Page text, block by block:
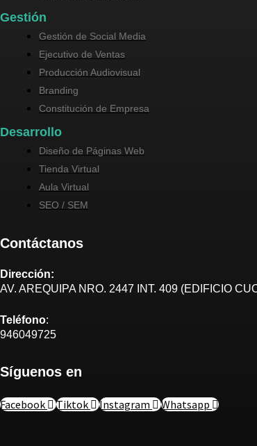
Gestión
Gestión de Social Media
Ejecutivo de Ventas
Producción Audiovisual
Branding
Constitución de Empresa
Desarrollo
Diseño de Páginas Web
Tienda Virtual
Aula Virtual
SEO / SEM
Contáctanos
Dirección:
AV. AREQUIPA NRO. 2447 INT. 409 (EDIFICIO
Teléfono:
946049725
Síguenos en
Facebook Tiktok Instagram Whatsapp